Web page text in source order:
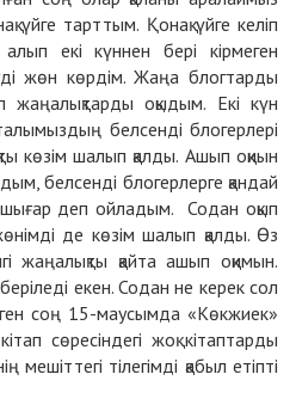
үйге тарттым. Қонақ үйге келіп
екі күннен бері кірмеген
жөн көрдім. Жаңа блогтарды
оқыдым. Екі күн
белсенді блогерлері
көзім шалып қалды. Ашып оқиын
белсенді блогерлерге қандай
шығар деп ойладым. Содан оқып
де көзім шалып қалды. Өз
жаңалықты қайта ашып оқимын.
екен. Содан не керек сол
соң 15-маусымда «Көкжиек»
сөресіндегі жоқ кітаптарды
мешіттегі тілегімді қабыл етіпті